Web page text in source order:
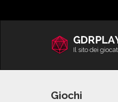
Il sito dei
Giochi